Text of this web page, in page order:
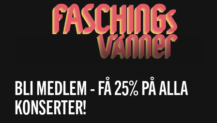
BLI MEDLEM - FÅ 25% PÅ ALLA
KONSERTER!